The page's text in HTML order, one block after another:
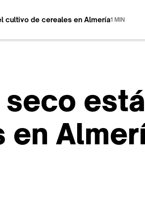
cultivo de cereales en Almería1 MIN
en